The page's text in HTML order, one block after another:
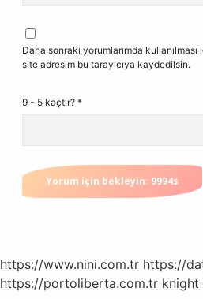
Daha sonraki yorumlarımda
site adresim bu tarayıcıya kaydedilsin.
9 - 5 kaçtır? *
https://www.nini.com.tr https://
https://portoliberta.com.tr knight